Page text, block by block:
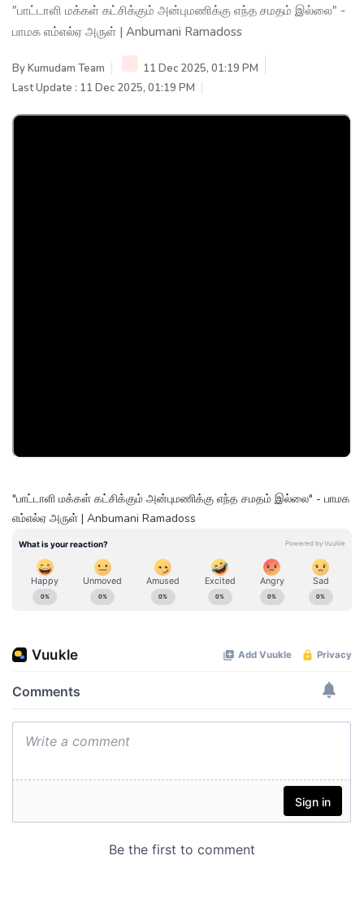
"பாட்டாளி மக்கள் கட்சிக்கும் அன்புமணிக்கு எந்த சமதம் இல்லை" -
பாமக எம்எல்ஏ அருள் | Anbumani Ramadoss
ByKumudam Team
11 Dec 2025, 01:19 PM
Last Update : 11 Dec 2025, 01:19 PM
"பாட்டாளி மக்கள் கட்சிக்கும் அன்புமணிக்கு எந்த சமதம் இல்லை" - பாமக
எம்எல்ஏ அருள் | Anbumani Ramadoss